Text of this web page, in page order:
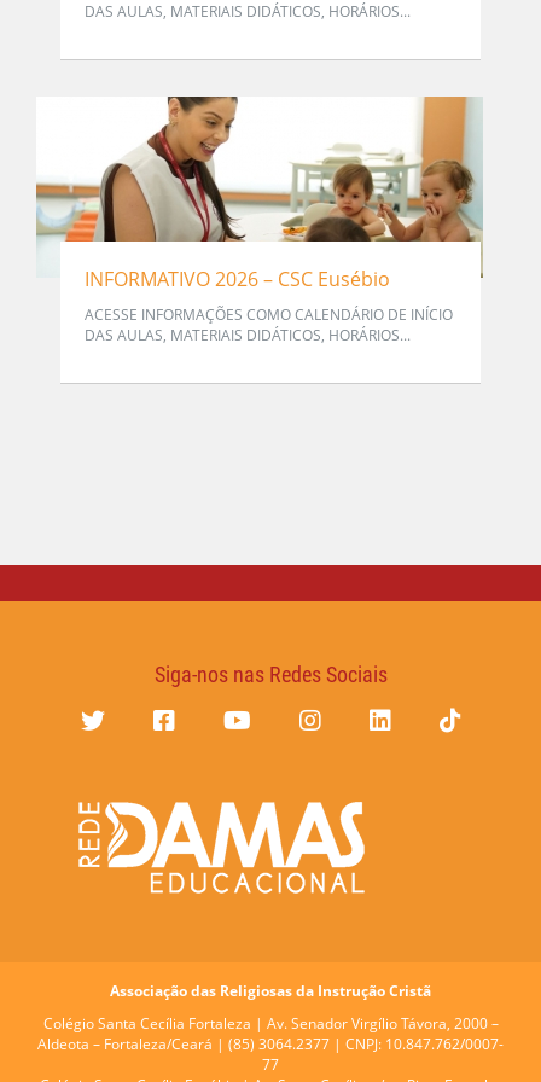
DAS AULAS, MATERIAIS DIDÁTICOS, HORÁRIOS...
INFORMATIVO 2026 – CSC Eusébio
ACESSE INFORMAÇÕES COMO CALENDÁRIO DE INÍCIO
DAS AULAS, MATERIAIS DIDÁTICOS, HORÁRIOS...
Siga-nos nas Redes Sociais
Associação das Religiosas da Instrução Cristã
Colégio Santa Cecília Fortaleza | Av. Senador Virgílio Távora, 2000 –
Aldeota – Fortaleza/Ceará | (85) 3064.2377 | CNPJ: 10.847.762/0007-
77